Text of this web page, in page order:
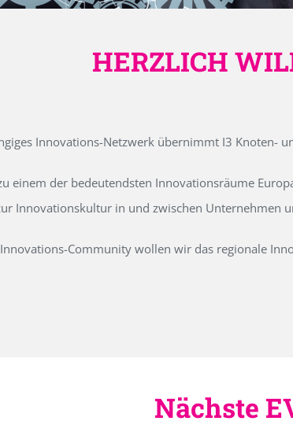
HERZLICH
Innovations-Netzwerk übernimmt I3 Knoten-
einem der bedeutendsten Innovationsräume
Innovationskultur in und zwischen Unternehmen
Community wollen wir das regionale
Nächste